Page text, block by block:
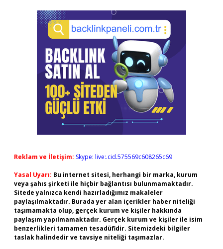
Reklam ve İletişim: Skype: live:.cid.575569c608265c69
Yasal Uyarı: Bu internet sitesi, herhangi bir marka, kurum
veya şahıs şirketi ile hiçbir bağlantısı bulunmamaktadır.
Sitede yalnızca kendi hazırladığımız makaleler
paylaşılmaktadır. Burada yer alan içerikler haber niteliği
taşımamakta olup, gerçek kurum ve kişiler hakkında
paylaşım yapılmamaktadır. Gerçek kurum ve kişiler ile isim
benzerlikleri tamamen tesadüfidir. Sitemizdeki bilgiler
taslak halindedir ve tavsiye niteliği taşımazlar.